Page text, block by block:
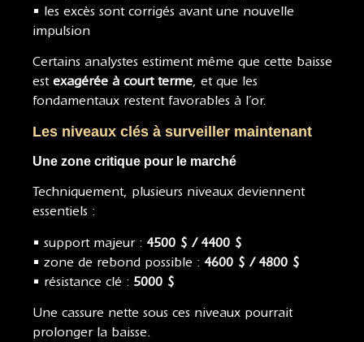
• les excès sont corrigés avant une nouvelle
impulsion
Certains analystes estiment même que cette baisse
est exagérée à court terme, et que les
fondamentaux restent favorables à l’or.
Les niveaux clés à surveiller maintenant
Une zone critique pour le marché
Techniquement, plusieurs niveaux deviennent
essentiels :
• support majeur : 4500 $ / 4400 $
• zone de rebond possible : 4600 $ / 4800 $
• résistance clé : 5000 $
Une cassure nette sous ces niveaux pourrait
prolonger la baisse.